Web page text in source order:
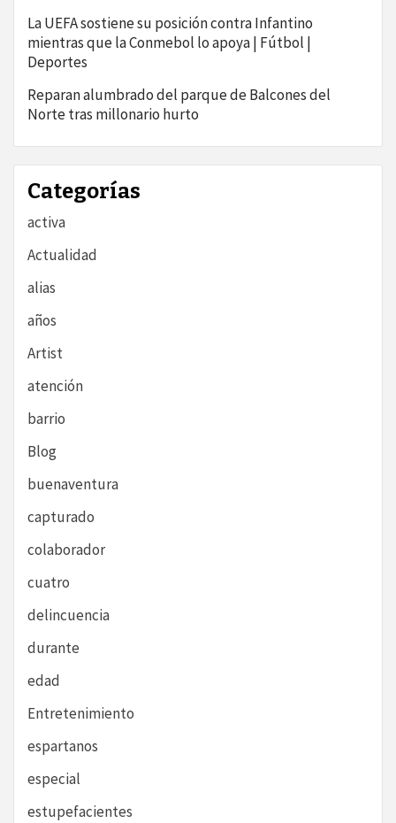
La UEFA sostiene su posición contra Infantino
mientras que la Conmebol lo apoya | Fútbol |
Deportes
Reparan alumbrado del parque de Balcones del
Norte tras millonario hurto
Categorías
activa
Actualidad
alias
años
Artist
atención
barrio
Blog
buenaventura
capturado
colaborador
cuatro
delincuencia
durante
edad
Entretenimiento
espartanos
especial
estupefacientes